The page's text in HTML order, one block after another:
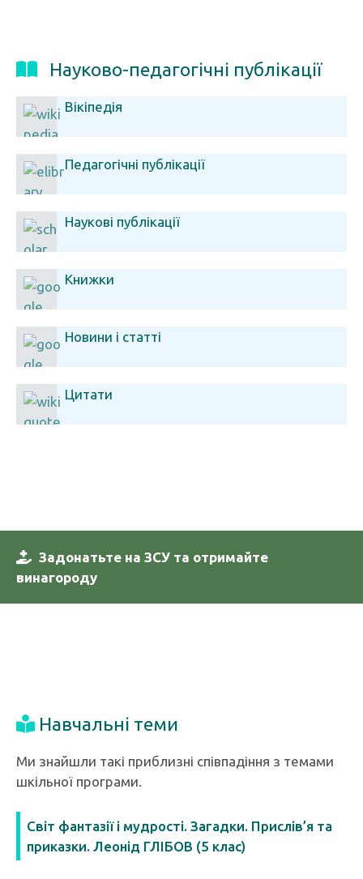
Науково-педагогічні публікації
Вікіпедія
Педагогічні публікації
Наукові публікації
Книжки
Новини і статті
Цитати
Задонатьте на ЗСУ та отримайте
винагороду
Навчальні теми
Ми знайшли такі приблизні співпадіння з темами
шкільної програми.
Світ фантазії і мудрості. Загадки. Прислів’я та
приказки. Леонід ГЛІБОВ (5 клас)